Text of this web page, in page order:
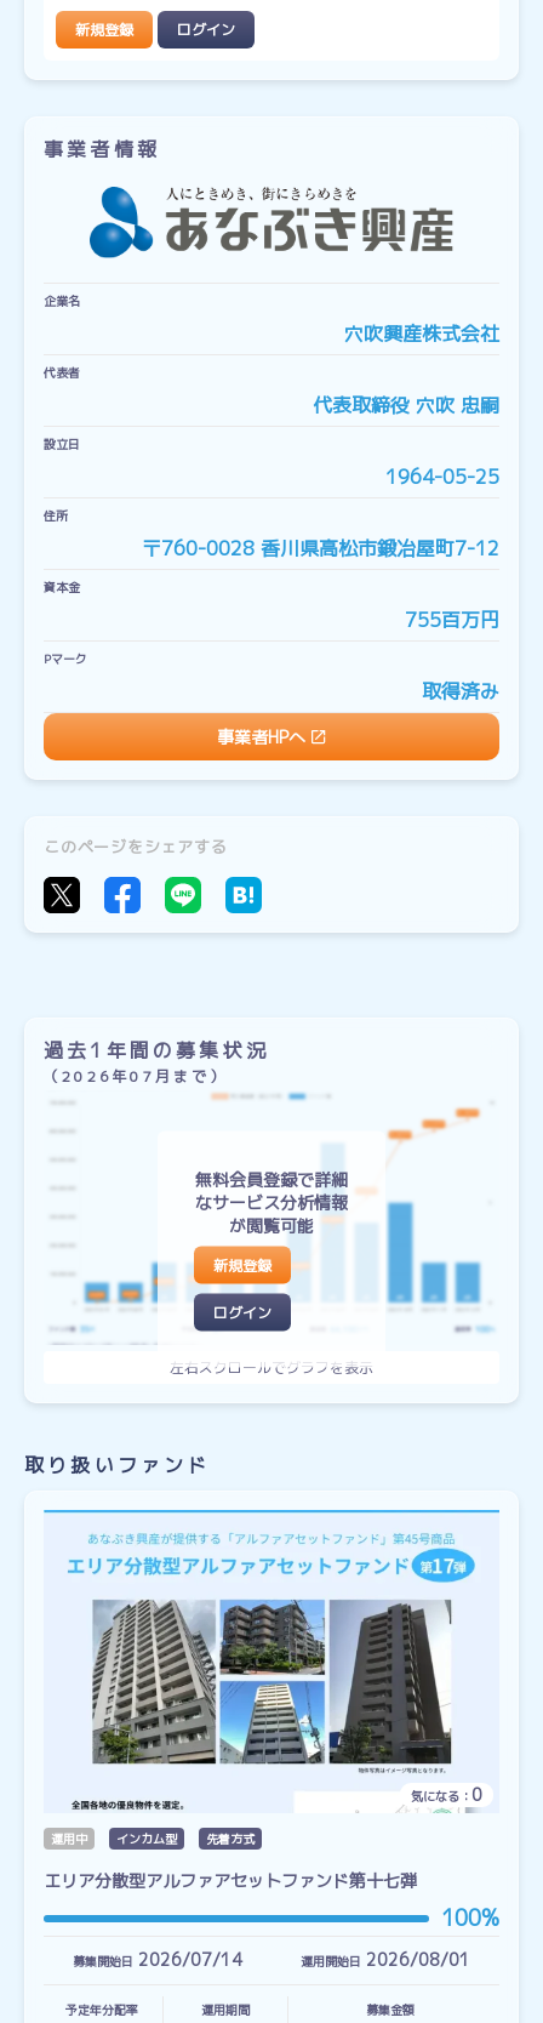
新規登録 ログイン
事業者情報
企業名
穴吹興産株式会社
代表者
代表取締役 穴吹 忠嗣
設立日
1964-05-25
住所
〒760-0028 香川県高松市鍛冶屋町7-12
資本金
755百万円
Pマーク
取得済み
事業者HPへ
このページをシェアする
過去1年間の募集状況
（2026年07月まで）
無料会員登録で詳細
なサービス分析情報
が閲覧可能
新規登録
ログイン
取り扱いファンド
気になる： 0
運用中 インカム型 先着方式
エリア分散型アルファアセットファンド第十七弾
100%
募集開始日 2026/07/14 運用開始日 2026/08/01
予定年分配率 運用期間 募集金額